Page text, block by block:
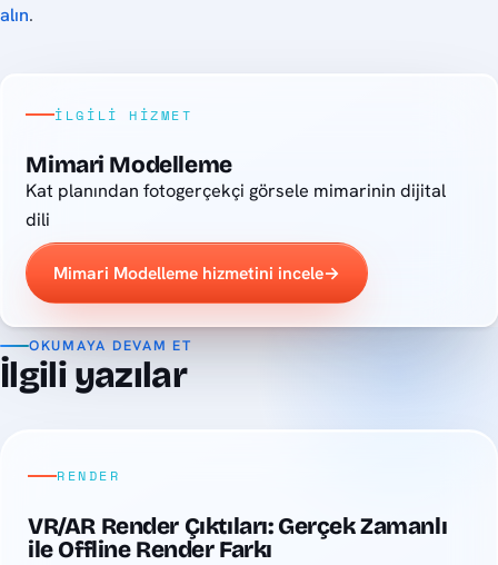
alın.
İLGILI HIZMET
Mimari Modelleme
Kat planından fotogerçekçi görsele mimarinin dijital
dili
Mimari Modelleme hizmetini incele→
OKUMAYA DEVAM ET
İlgili yazılar
RENDER
VR/AR Render Çıktıları: Gerçek Zamanlı
ile Offline Render Farkı